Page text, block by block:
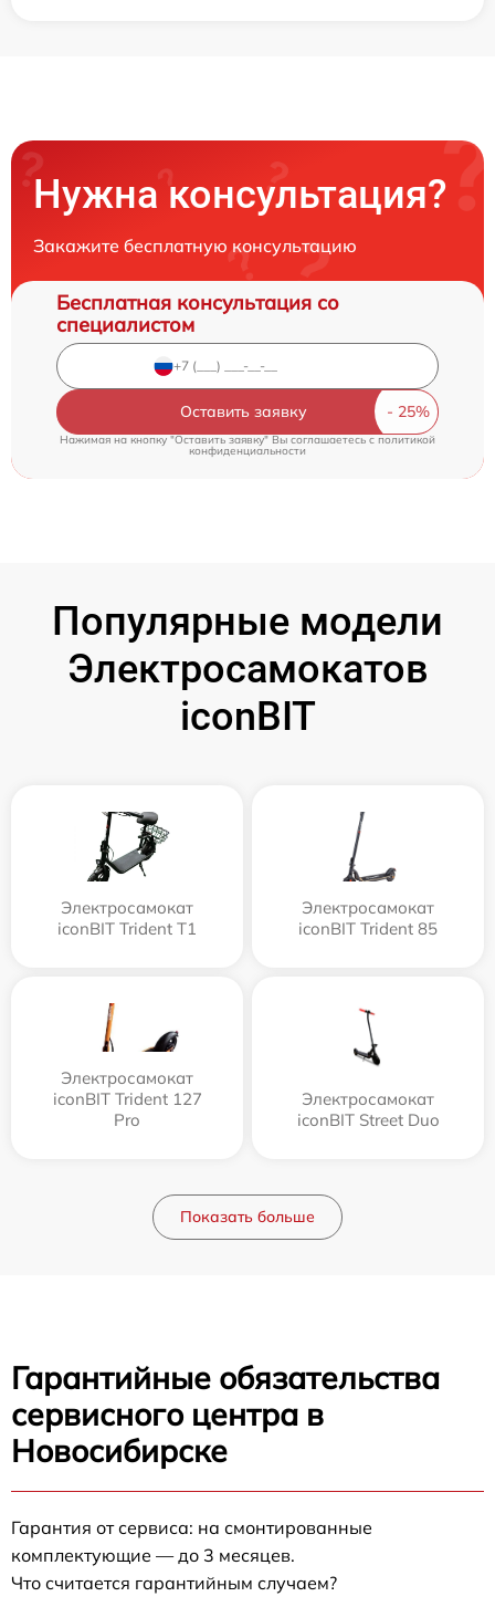
Нужна консультация?
Закажите бесплатную консультацию
Бесплатная консультация со
специалистом
Оставить заявку
Нажимая на кнопку "Оставить заявку" Вы соглашаетесь cполитикой
конфиденциальности
Популярные модели
Электросамокатов
iconBIT
Электросамокат
iconBIT Trident T1
Электросамокат
iconBIT Trident 85
Электросамокат
iconBIT Trident 127
Pro
Электросамокат
iconBIT Street Duo
Показать больше
Гарантийные обязательства
сервисного центра в
Новосибирске
Гарантия от сервиса: на смонтированные
комплектующие — до 3 месяцев.
Что считается гарантийным случаем?